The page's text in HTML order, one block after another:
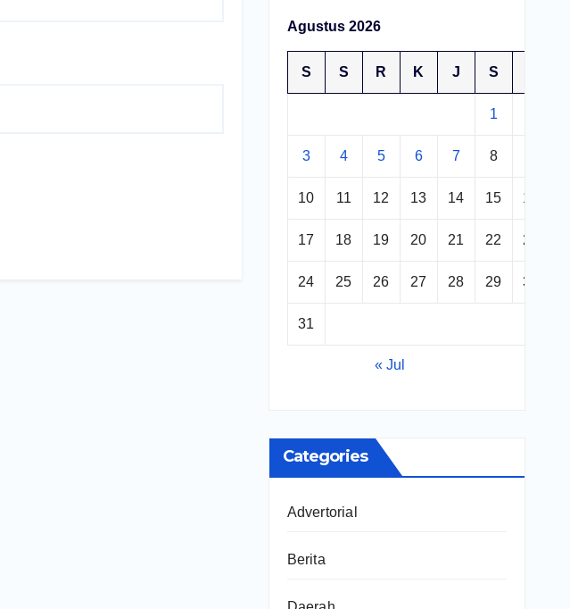
Agustus 2026
S S R K J S
1
3 4 5 6 7 8
10 11 12 13 14 15 16
17 18 19 20 21 22 23
24 25 26 27 28 29 30
31
« Jul
Categories
Advertorial
Berita